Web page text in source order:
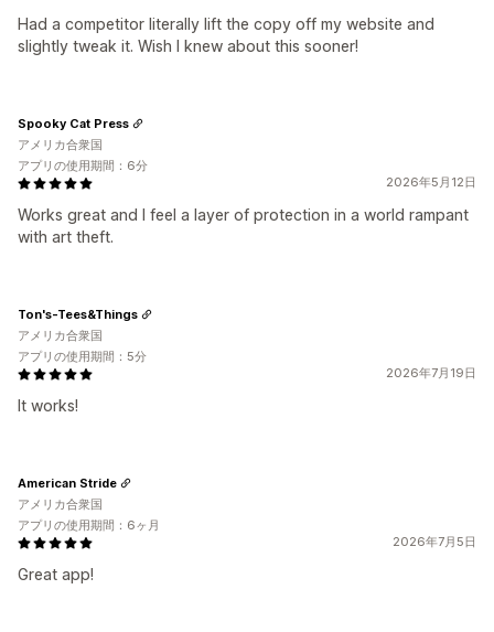
Had a competitor literally lift the copy off my website and
slightly tweak it. Wish I knew about this sooner!
2026年5月12日
Works great and I feel a layer of protection in a world rampant
with art theft.
Spooky Cat Press
アメリカ合衆国
アプリの使用期間：6分
2026年7月19日
It works!
Ton's-Tees&Things
アメリカ合衆国
アプリの使用期間：5分
2026年7月5日
Great app!
American Stride
アメリカ合衆国
アプリの使用期間：6ヶ月